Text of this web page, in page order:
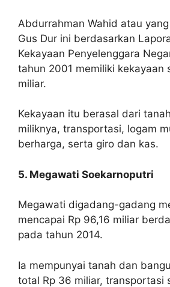
Abdurrahman Wahid atau
Gus Dur ini berdasarkan
Kekayaan Penyelenggara
tahun 2001 memiliki kekayaan
miliar.
Kekayaan itu berasal dari
miliknya, transportasi, logam
berharga, serta giro dan kas.
5. Megawati Soekarnoputri
Megawati digadang-gadang
mencapai Rp 96,16 miliar
pada tahun 2014.
Ia mempunyai tanah dan
total Rp 36 miliar, transportasi